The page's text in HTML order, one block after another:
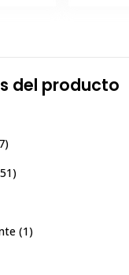
del producto
(1)